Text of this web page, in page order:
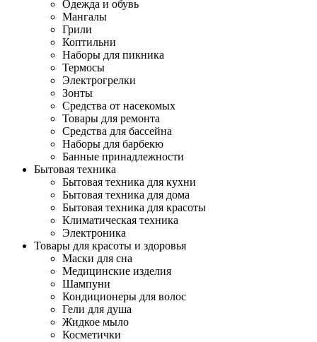
Одежда и обувь
Мангалы
Грили
Коптильни
Наборы для пикника
Термосы
Электрогрелки
Зонты
Средства от насекомых
Товары для ремонта
Средства для бассейна
Наборы для барбекю
Банные принадлежности
Бытовая техника
Бытовая техника для кухни
Бытовая техника для дома
Бытовая техника для красоты
Климатическая техника
Электроника
Товары для красоты и здоровья
Маски для сна
Медицинские изделия
Шампуни
Кондиционеры для волос
Гели для душа
Жидкое мыло
Косметички